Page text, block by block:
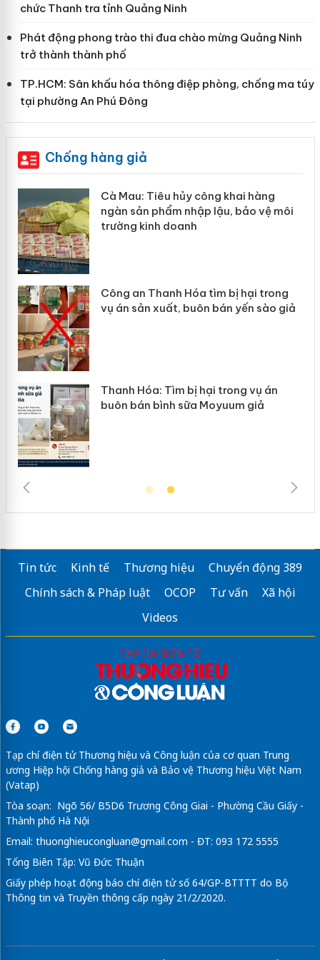
chức Thanh tra tỉnh Quảng Ninh
Phát động phong trào thi đua chào mừng Quảng Ninh
trở thành thành phố
TP.HCM: Sân khấu hóa thông điệp phòng, chống ma túy
tại phường An Phú Đông
Chống hàng giả
Cà Mau: Tiêu hủy công khai hàng
ngàn sản phẩm nhập lậu, bảo vệ môi
trường kinh doanh
Công an Thanh Hóa tìm bị hại trong
vụ án sản xuất, buôn bán yến sào giả
Thanh Hóa: Tìm bị hại trong vụ án
buôn bán bình sữa Moyuum giả
Tin tức Kinh tế Thương hiệu
Chuyển động 389
Chính sách & Pháp luật
OCOP Tư vấn
Xã hội
Videos
Tạp chí điện tử Thương hiệu và Công luận của cơ quan Trung
ương Hiệp hội Chống hàng giả và Bảo vệ Thương hiệu Việt Nam
(Vatap)
Tòa soạn: Ngõ 56/ B5D6 Trương Công Giai - Phường Cầu Giấy -
Thành phố Hà Nội
Email: thuonghieucongluan@gmail.com - ĐT: 093 172 5555
Tổng Biên Tập: Vũ Đức Thuận
Giấy phép hoạt động báo chí điện tử số 64/GP-BTTTT do Bộ
Thông tin và Truyền thông cấp ngày 21/2/2020.